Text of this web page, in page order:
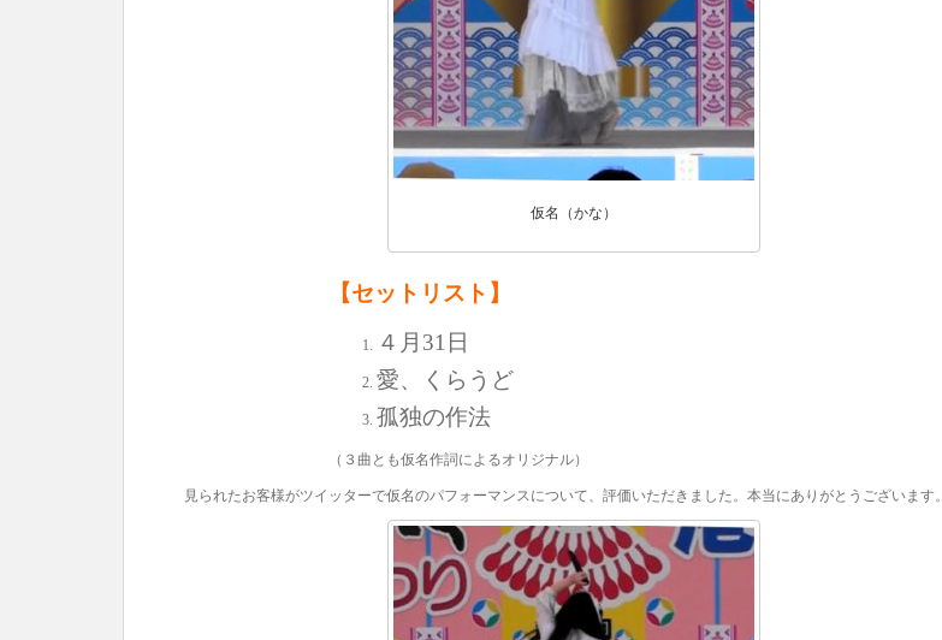
仮名（かな）
【セットリスト】
４月31日
愛、くらうど
孤独の作法
（３曲とも仮名作詞によるオリジナル）
見られたお客様がツイッターで仮名のパフォーマンスについて、評価いただきました。本当にありがとうございます。